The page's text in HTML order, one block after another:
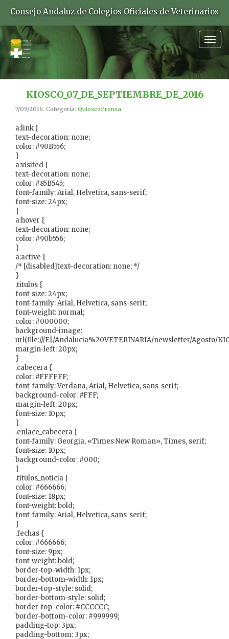
Consejo Andaluz de Colegios Oficiales de Veterinarios
KIOSCO_07_DE_SEPTIEMBRE_DE_2016
7/09/2016. Categoría: QuioscoPrensa
a:link {
text-decoration: none;
color: #90B556;
}
a:visited {
text-decoration: none;
color: #85B545;
font-family: Arial, Helvetica, sans-serif;
font-size: 24px;
}
a:hover {
text-decoration: none;
color: #90b556;
}
a:active {
/* [disabled]text-decoration: none; */
}
.titulos {
font-size: 24px;
font-family: Arial, Helvetica, sans-serif;
font-weight: normal;
color: #000000;
background-image:
url(file:///E|/Andalucia%20VETERINARIA/newsletter/Agosto/
margin-left: 20px;
}
.cabecera {
color: #FFFFFF;
font-family: Verdana, Arial, Helvetica, sans-serif;
background-color: #FFF;
margin-left: 20px;
font-size: 10px;
}
.enlace_cabecera {
font-family: Georgia, «Times New Roman», Times, serif;
font-size: 10px;
background-color: #000;
}
.titulos_noticia {
color: #666666;
font-size: 18px;
font-weight: bold;
font-family: Arial, Helvetica, sans-serif;
}
.fechas {
color: #666666;
font-size: 9px;
font-weight: bold;
border-top-width: 1px;
border-bottom-width: 1px;
border-top-style: solid;
border-bottom-style: solid;
border-top-color: #CCCCCC;
border-bottom-color: #999999;
padding-top: 3px;
padding-bottom: 3px;